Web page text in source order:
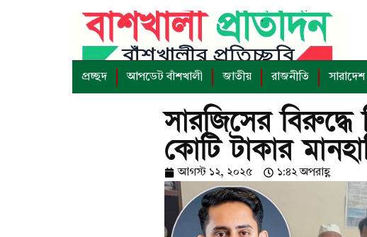
প্রচ্ছদ আপডেট বাঁশখালী জাতীয় রাজনীতি সারাদেশ
সারজিসের
কোটি টাকার
আগস্ট ১২, ২০২৫ ১:৪২ অপরাহ্ণ